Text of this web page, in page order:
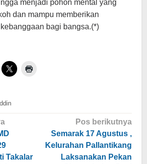
menjadi pohon mental yang
dan mampu memberikan
bagi bangsa.(*)
Takalar
Pos berikutnya
Semarak 17 Agustus ,
Kelurahan Pallantikang
Laksanakan Pekan